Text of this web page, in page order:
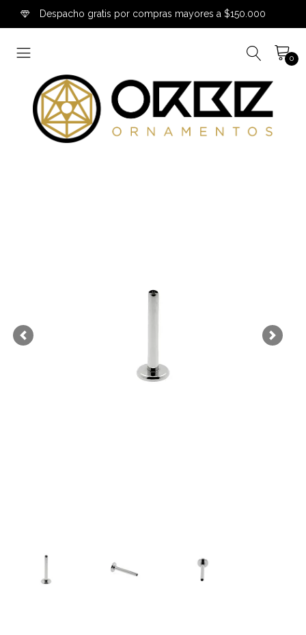
Despacho gratis por compras mayores a $150.000
0
Previous Next